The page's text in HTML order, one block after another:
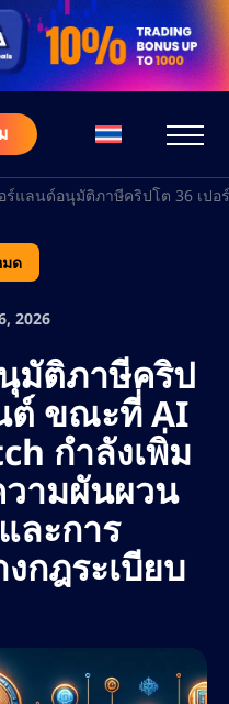
ร์แลนด์อนุมัติภาษีคริปโต 36 เป
ด
2026
มัติภาษีคริป
ต์ ขณะที่ AI
กำลังเพิ่ม
ามผันผวน
ละการ
กฎระเบียบ